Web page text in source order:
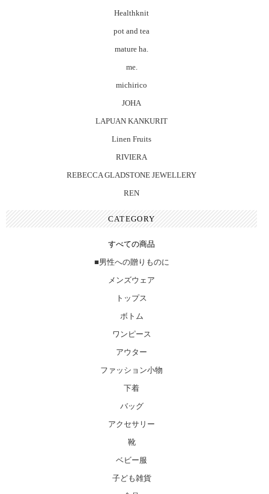
Healthknit
pot and tea
mature ha.
me.
michirico
JOHA
LAPUAN KANKURIT
Linen Fruits
RIVIERA
REBECCA GLADSTONE JEWELLERY
REN
CATEGORY
すべての商品
■男性への贈りものに
メンズウェア
トップス
ボトム
ワンピース
アウター
ファッション小物
下着
バッグ
アクセサリー
靴
ベビー服
子ども雑貨